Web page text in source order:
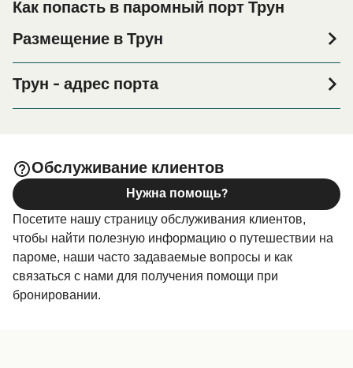
Как попасть в паромный порт Трун
Размещение в Трун
его окрестностях перед или после вашей поездки, или
если вы ищете вариант проживания на весь период
Трун - адрес порта
Обслуживание клиентов
Посетите нашу страницу обслуживания клиентов,
чтобы найти полезную информацию о путешествии на
пароме, наши часто задаваемые вопросы и как
связаться с нами для получения помощи при
бронировании.
Нужна помощь?